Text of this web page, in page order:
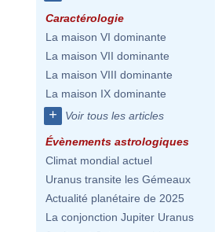
Caractérologie
La maison VI dominante
La maison VII dominante
La maison VIII dominante
La maison IX dominante
+ Voir tous les articles
Évènements astrologiques
Climat mondial actuel
Uranus transite les Gémeaux
Actualité planétaire de 2025
La conjonction Jupiter Uranus